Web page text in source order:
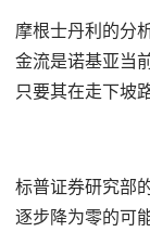
摩根士丹利的分
金流是诺基亚当
只要其在走下坡
标普证券研究部
逐步降为零的可